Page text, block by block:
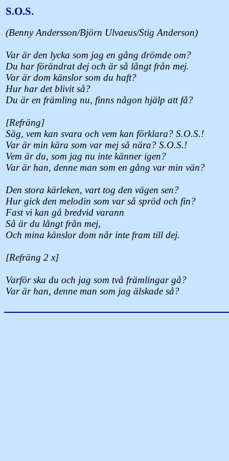
S.O.S.
(Benny Andersson/Björn Ulvaeus/Stig Anderson)
Var är den lycka som jag en gång drömde om?
Du har förändrat dej och är så långt från mej.
Var är dom känslor som du haft?
Hur har det blivit så?
Du är en främling nu, finns någon hjälp att få?
[Refräng]
Säg, vem kan svara och vem kan förklara? S.O.S.!
Var är min kära som var mej så nära? S.O.S.!
Vem är du, som jag nu inte känner igen?
Var är han, denne man som en gång var min vän?
Den stora kärleken, vart tog den vägen sen?
Hur gick den melodin som var så spröd och fin?
Fast vi kan gå bredvid varann
Så är du långt från mej,
Och mina känslor dom når inte fram till dej.
[Refräng 2 x]
Varför ska du och jag som två främlingar gå?
Var är han, denne man som jag älskade så?